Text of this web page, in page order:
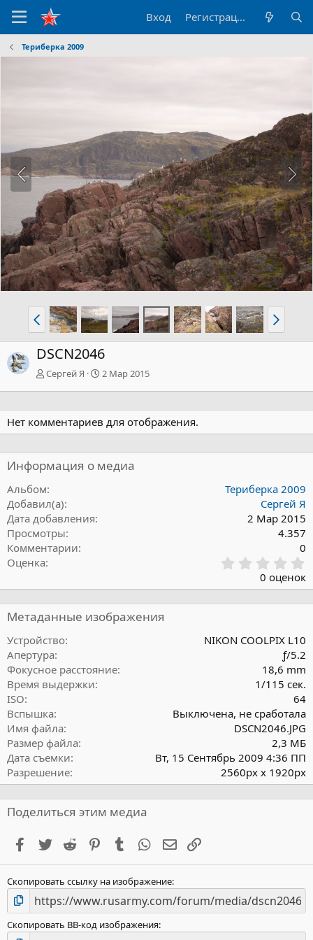
Вход Регистрация
Териберка 2009
DSCN2046
Сергей Я 2 Мар 2015
Нет комментариев для отображения.
Информация о медиа
Альбом
Териберка 2009
Добавил(а)
Сергей Я
Дата добавления
2 Мар 2015
Просмотры
4.357
Комментарии
0
Оценка
,
0
0
0 оценок
Метаданные изображения
Устройство
NIKON COOLPIX L10
Апертура
ƒ/5.2
Фокусное расстояние
18,6 mm
Время выдержки
1/115 сек.
ISO
64
Вспышка
Выключена, не сработала
Имя файла
DSCN2046.JPG
Размер файла
2,3 МБ
Дата съемки
Вт, 15 Сентябрь 2009 4:36 ПП
Разрешение
2560px x 1920px
Поделиться этим медиа
Facebook
Twitter Reddit PinterestTumblr WhatsAppЭлектронная почта
Скопировать ссылку на изображение
Скопировать BB-код изображения